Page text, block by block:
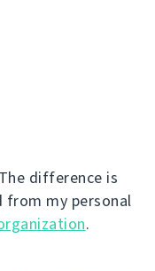
difference is
from my personal
.